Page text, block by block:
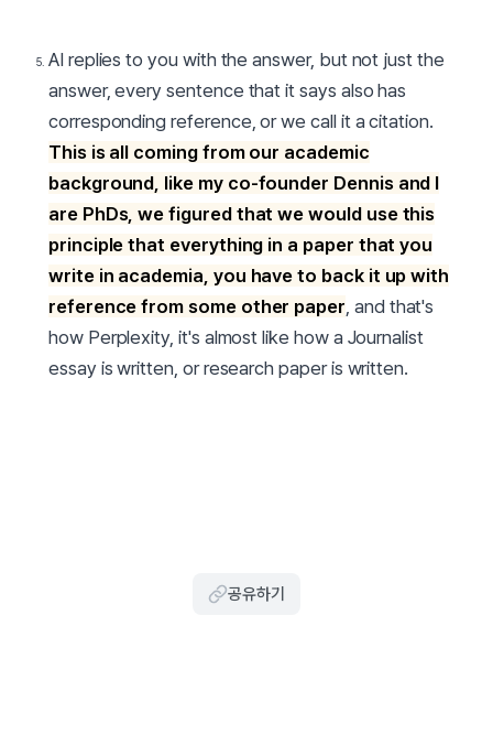
AI replies to you with the answer, but not just the
answer, every sentence that it says also has
corresponding reference, or we call it a citation.
This is all coming from our academic
background, like my co-founder Dennis and I
are PhDs, we figured that we would use this
principle that everything in a paper that you
write in academia, you have to back it up with
reference from some other paper, and that's
how Perplexity, it's almost like how a Journalist
essay is written, or research paper is written.
공유하기